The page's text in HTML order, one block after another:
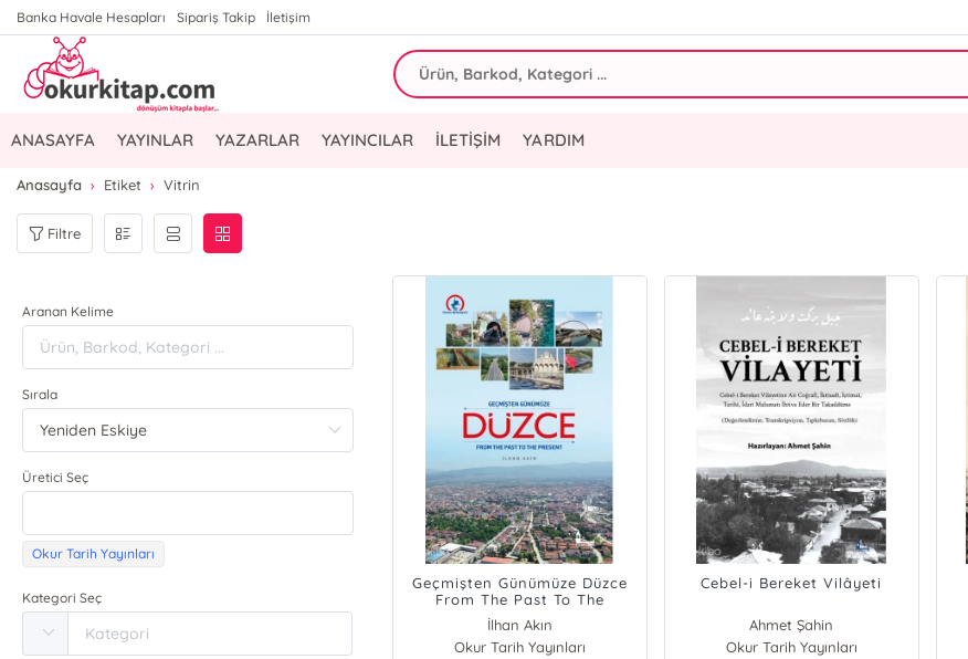
Banka Havale Hesapları Sipariş Takip İletişim
ANASAYFA YAYINLAR YAZARLAR YAYINCILAR İLETİŞİM YARDIM
Anasayfa Etiket Vitrin
Filtre
Aranan Kelime
Sırala
Üretici Seç
Okur Tarih Yayınları
Kategori Seç
Geçmişten Günümüze Düzce
From The Past To The
Present
İlhan Akın
Okur Tarih Yayınları
Cebel-i Bereket Vilâyeti
Ahmet Şahin
Okur Tarih Yayınları